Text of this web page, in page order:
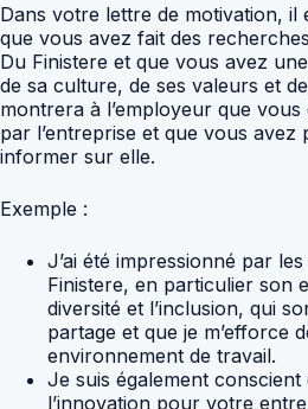
Dans votre lettre de motivation,
que vous avez fait des
Du Finistere et que vous avez
de sa culture, de ses valeurs et
montrera à l’employeur que
par l’entreprise et que vous avez
informer sur elle.
Exemple :
J’ai été impressionné par
Finistere, en particulier son
diversité et l’inclusion, qui
partage et que je m’efforce
environnement de travail.
Je suis également conscient
l’innovation pour votre